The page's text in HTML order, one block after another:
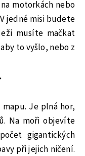
motorkách nebo
jedné misi budete
musíte mačkat
to vyšlo, nebo z
mapu. Je plná hor,
Na moři objevíte
gigantických
při jejich ničení.